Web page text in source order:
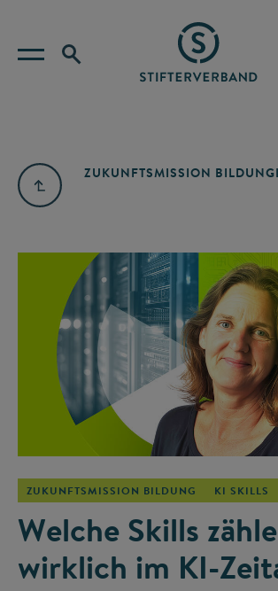
ZUKUNFTSMISSION BILDUNG
ZUKUNFTSMISSION BILDUNG KI SKILLS
Welche Skills
wirklich im KI-